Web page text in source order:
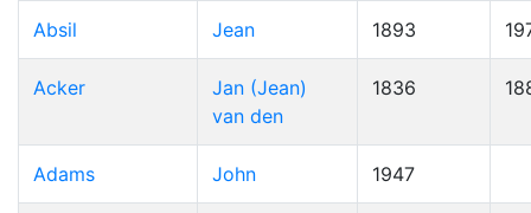
Absil Jean 1893
Acker
Jan (Jean)
van den
1836
Adams John 1947